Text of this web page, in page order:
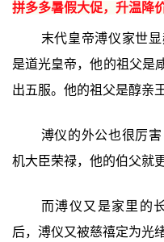
拼多多暑假大促，升温降
末代皇帝溥仪家世
是道光皇帝，他的祖父是
出五服。他的祖父是醇亲
溥仪的外公也很厉
机大臣荣禄，他的伯父就
而溥仪又是家里的
后，溥仪又被慈禧定为光